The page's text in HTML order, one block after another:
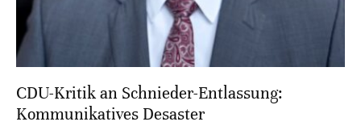
CDU-Kritik an Schnieder-Entlassung:
Kommunikatives Desaster